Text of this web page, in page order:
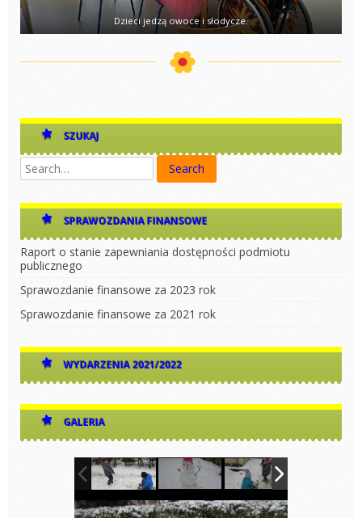
Dzieci jedzą owoce i słodycze.
SZUKAJ
SPRAWOZDANIA FINANSOWE
Raport o stanie zapewniania dostępności podmiotu
publicznego
Sprawozdanie finansowe za 2023 rok
Sprawozdanie finansowe za 2021 rok
WYDARZENIA 2021/2022
GALERIA